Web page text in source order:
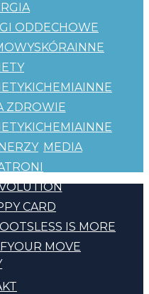
ODDECHOWE
SKÓRAINNE
CHEMIAINNE
ZDROWIE
CHEMIAINNE
MEDIA
CARD
LESS IS MORE
YOUR MOVE